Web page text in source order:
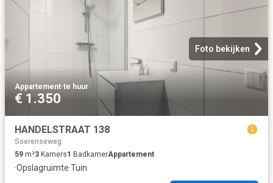
Foto bekijken
Appartement·te huur
€ 1.350
HANDELSTRAAT 138
Soerenseweg
59 m²3 Kamers1 BadkamerAppartement
·Opslagruimte·Tuin